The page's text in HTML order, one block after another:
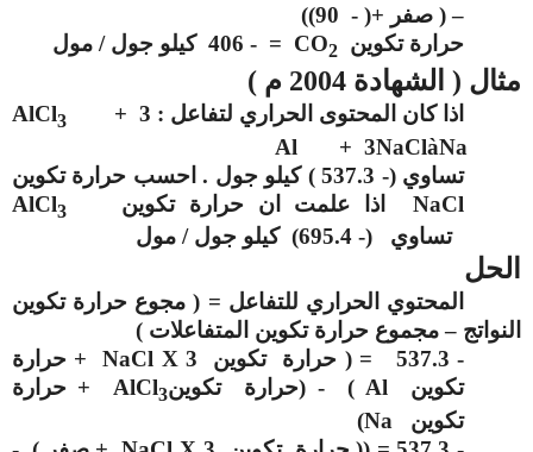
– ( صفر +( - 90))
حرارة تكوين
CO2 = - 406 كيلو جول / مول
مثال ( الشهادة 2004 م )
اذا كان المحتوى الحراري لتفاعل : AlCl3
+ 3
Na
à
Al + 3NaCl
تساوي (- 537.3 ) كيلو جول . احسب حرارة تكوين
NaClاذا علمت ان حرارة تكوين AlCl3
تساوي (- 695.4) كيلو جول / مول
الحل
المحتوي الحراري للتفاعل = ( مجوع حرارة تكوين
النواتج – مجموع حرارة تكوين المتفاعلات )
- 537.3 = ( حرارة تكوين
NaCl X 3+ حرارة
تكوين Al) - (حرارة تكوين AlCl3
+ حرارة
تكوين
Na
)